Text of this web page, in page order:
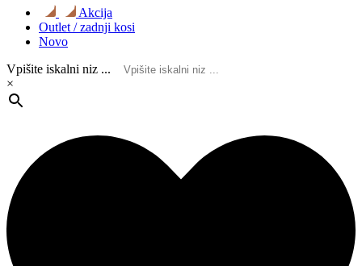
Akcija
Outlet / zadnji kosi
Novo
Vpišite iskalni niz ...
×